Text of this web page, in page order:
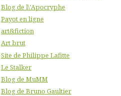
Blog de l\'Apocryphe
Payot en ligne
art&fiction
Art brut
Site de Philippe Lafitte
Le Stalker
Blog de MuMM
Blog de Bruno Gaultier